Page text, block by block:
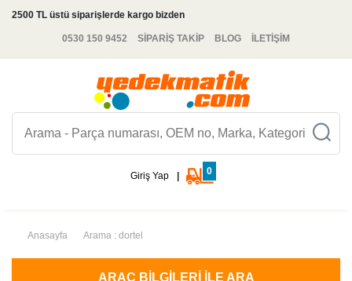
2500 TL üstü siparişlerde kargo bizden
0530 150 9452 SİPARİŞ TAKİP BLOG İLETİŞİM
Giriş Yap 0
Anasayfa Arama : dortel
ARAÇ BILGILERI İLE ARA